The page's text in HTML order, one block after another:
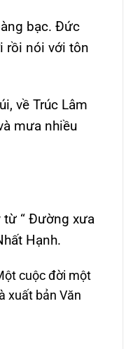
bạc. Đức
rồi nói với tôn
về Trúc Lâm
mưa nhiều
từ “ Đường xưa
Hạnh.
cuộc đời một
xuất bản Văn